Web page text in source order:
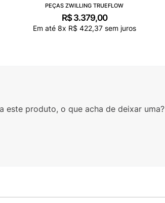
PEÇAS ZWILLING TRUEFLOW
R$ 3.379,00
Em até 8x R$ 422,37sem juros
este produto, o que acha de deixar uma?